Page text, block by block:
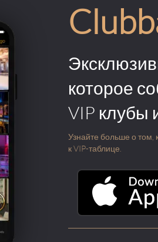
которое
VIP клубы
Узнайте больше о том,
к VIP-таблице.